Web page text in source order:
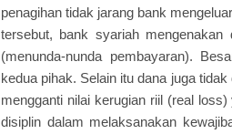
penagihan tidak jarang bank
tersebut, bank syariah
(menunda-nunda pembayaran).
kedua pihak. Selain itu dana juga
mengganti nilai kerugian riil (real
disiplin dalam melaksanakan